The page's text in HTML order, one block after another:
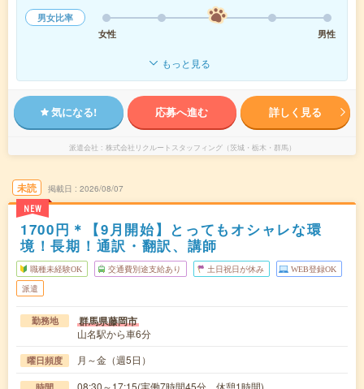
男女比率
女性
男性
もっと見る
気になる! 応募へ進む 詳しく見る
派遣会社 株式会社リクルートスタッフィング（茨城・栃木・群馬）
未読
NEW
掲載日 2026/08/07
1700円＊【9月開始】とってもオシャレな環
境！長期！通訳・翻訳、講師
職種未経験OK 交通費別途支給あり 土日祝日が休み WEB登録OK
派遣
勤務地 群馬県藤岡市
山名駅から車6分
曜日頻度 月～金（週5日）
08:30～17:15(実働7時間45分 休憩1時間)